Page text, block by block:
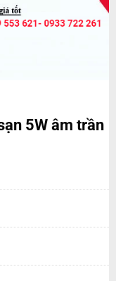
5W âm trần